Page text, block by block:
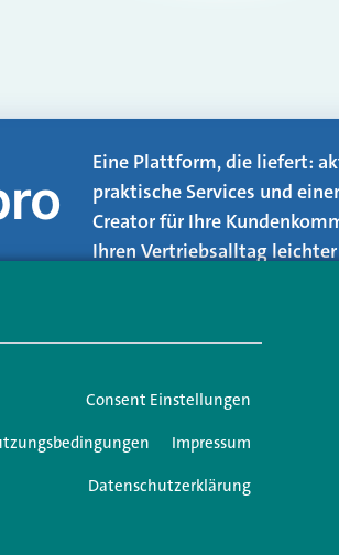
Eine Plattform, die liefert:
praktische Services und
Creator für Ihre
Ihren Vertriebsalltag
Consent Einstellungen
Impressum
Datenschutzerklärung